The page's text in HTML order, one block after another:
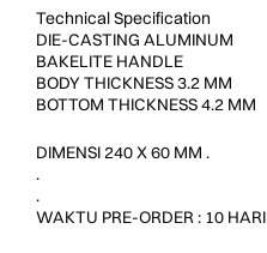
Technical Specification
DIE-CASTING ALUMINUM
BAKELITE HANDLE
BODY THICKNESS 3.2 MM
BOTTOM THICKNESS 4.2 MM
DIMENSI 240 X 60 MM .
.
.
WAKTU PRE-ORDER : 10 HARI